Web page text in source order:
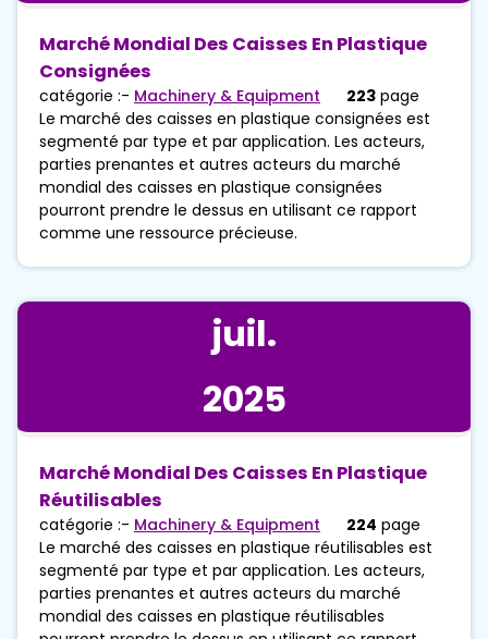
Marché Mondial Des Caisses En Plastique
Consignées
catégorie :- Machinery & Equipment 223 page
Le marché des caisses en plastique consignées est
segmenté par type et par application. Les acteurs,
parties prenantes et autres acteurs du marché
mondial des caisses en plastique consignées
pourront prendre le dessus en utilisant ce rapport
comme une ressource précieuse.
juil.
2025
Marché Mondial Des Caisses En Plastique
Réutilisables
catégorie :- Machinery & Equipment 224 page
Le marché des caisses en plastique réutilisables est
segmenté par type et par application. Les acteurs,
parties prenantes et autres acteurs du marché
mondial des caisses en plastique réutilisables